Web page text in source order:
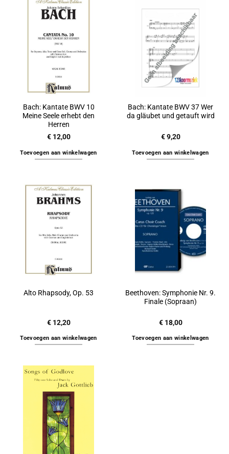
Bach: Kantate BWV 10
Meine Seele erhebt den
Herren
€12,00
Toevoegen aan winkelwagen
Bach: Kantate BWV 37 Wer
da gläubet und getauft wird
€9,20
Toevoegen aan winkelwagen
Alto Rhapsody, Op. 53
€12,20
Toevoegen aan winkelwagen
Beethoven: Symphonie Nr. 9.
Finale (Sopraan)
€18,00
Toevoegen aan winkelwagen